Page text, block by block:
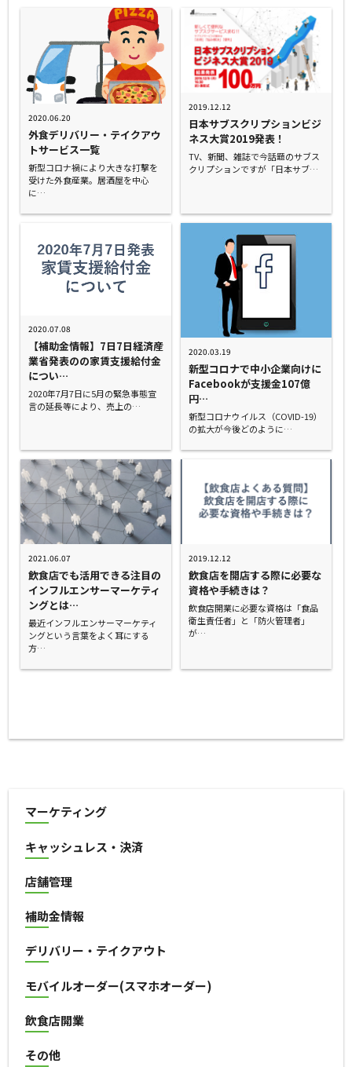
2020.06.20
外食デリバリー・テイクアウ
トサービス一覧
新型コロナ禍により大きな打撃を
受けた外食産業。居酒屋を中心
に…
2019.12.12
日本サブスクリプションビジ
ネス大賞2019発表！
TV、新聞、雑誌で今話題のサブス
クリプションですが「日本サブ…
2020.07.08
【補助金情報】7日7日経済産
業省発表のの家賃支援給付金
につい…
2020年7月7日に5月の緊急事態宣
言の延長等により、売上の…
2020.03.19
新型コロナで中小企業向けに
Facebookが支援金107億
円…
新型コロナウイルス（COVID-19）
の拡大が今後どのように…
2021.06.07
飲食店でも活用できる注目の
インフルエンサーマーケティ
ングとは…
最近インフルエンサーマーケティ
ングという言葉をよく耳にする
方…
2019.12.12
飲食店を開店する際に必要な
資格や手続きは？
飲食店開業に必要な資格は「食品
衛生責任者」と「防火管理者」
が…
マーケティング
キャッシュレス・決済
店舗管理
補助金情報
デリバリー・テイクアウト
モバイルオーダー(スマホオーダー)
飲食店開業
その他